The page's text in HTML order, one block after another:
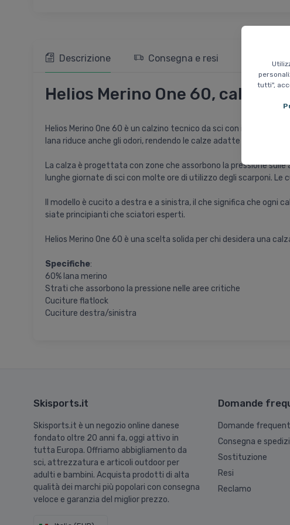
tutti",
Descrizione Consegna e resi
Helios Merino One 60, calze
Helios Merino One 60 è un calzino tecnico da sci con il 60% di
lana riduce anche gli odori, rendendo le calze adatte a diversi
La calza è progettata con zone che assorbono la pressione
lunghe giornate di sci con molte ore di utilizzo degli scarponi.
Il modello è cucito a destra e a sinistra, il che significa che
siate principianti che sciatori esperti.
Helios Merino One 60 è una scelta solida per chi desidera una
Specifiche:
60% lana merino
Strati che assorbono la pressione nelle aree critiche
Cuciture flatlock
Cuciture destra/sinistra
Skisports.it
Skisports.it è un negozio online danese
fondato oltre 20 anni fa, oggi attivo in
tutta Europa. Offriamo abbigliamento da
sci, attrezzatura e articoli outdoor per
adulti e bambini. Acquista prodotti di alta
qualità dei marchi più popolari con consegna
veloce e garanzia del miglior prezzo.
Domande
Domande
Consegna e
Sostituzione
Resi
Reclamo